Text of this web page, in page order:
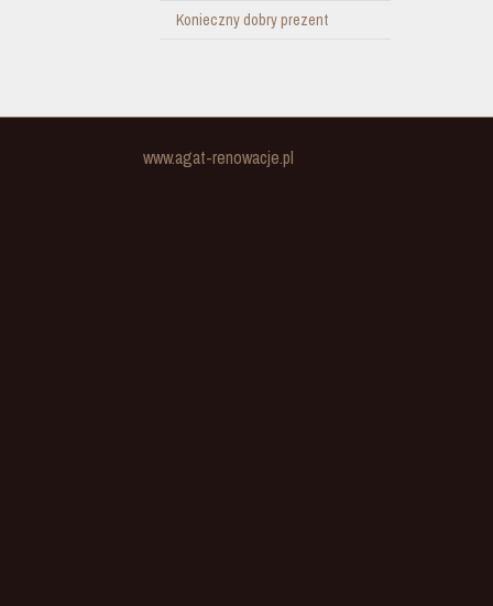
Konieczny dobry prezent
www.agat-renowacje.pl